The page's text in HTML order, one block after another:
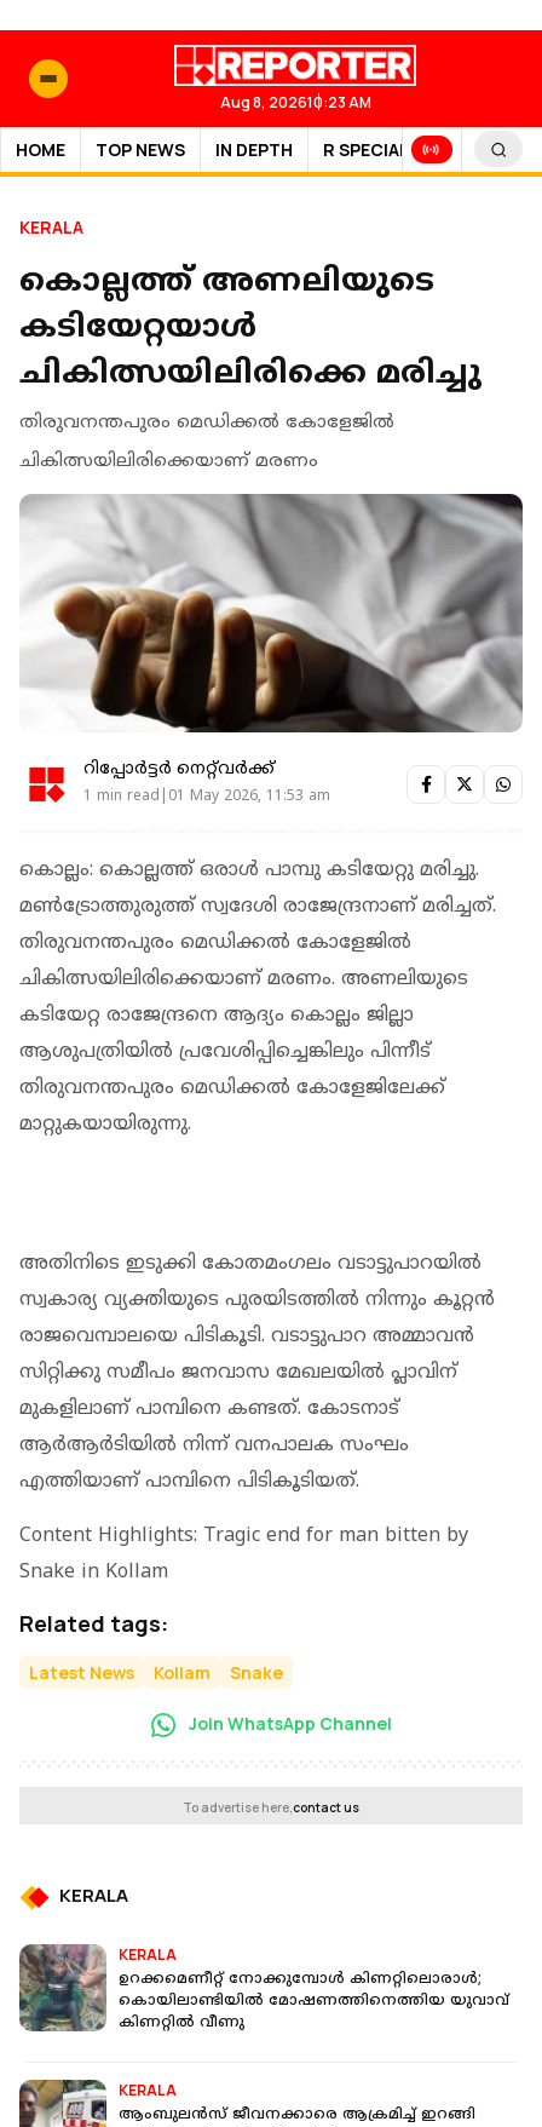
Aug 8, 202610:23 AM
HOME TOP NEWS IN DEPTH R SPECIAL SPORTS
KERALA
കൊല്ലത്ത് അണലിയുടെ
കടിയേറ്റയാൾ
ചികിത്സയിലിരിക്കെ മരിച്ചു
തിരുവനന്തപുരം മെഡിക്കല്‍ കോളേജില്‍
ചികിത്സയിലിരിക്കെയാണ് മരണം
റിപ്പോർട്ടർ നെറ്റ്‌വര്‍ക്ക്‌
1 min read|01 May 2026, 11:53 am
കൊല്ലം: കൊല്ലത്ത് ഒരാള്‍ പാമ്പു കടിയേറ്റു മരിച്ചു.
മണ്‍ട്രോത്തുരുത്ത് സ്വദേശി രാജേന്ദ്രനാണ് മരിച്ചത്.
തിരുവനന്തപുരം മെഡിക്കല്‍ കോളേജില്‍
ചികിത്സയിലിരിക്കെയാണ് മരണം. അണലിയുടെ
കടിയേറ്റ രാജേന്ദ്രനെ ആദ്യം കൊല്ലം ജില്ലാ
ആശുപത്രിയില്‍ പ്രവേശിപ്പിച്ചെങ്കിലും പിന്നീട്
തിരുവനന്തപുരം മെഡിക്കല്‍ കോളേജിലേക്ക്
മാറ്റുകയായിരുന്നു.
അതിനിടെ ഇടുക്കി കോതമംഗലം വടാട്ടുപാറയില്‍
സ്വകാര്യ വ്യക്തിയുടെ പുരയിടത്തില്‍ നിന്നും കൂറ്റന്‍
രാജവെമ്പാലയെ പിടികൂടി. വടാട്ടുപാറ അമ്മാവന്‍
സിറ്റിക്കു സമീപം ജനവാസ മേഖലയില്‍ പ്ലാവിന്
മുകളിലാണ് പാമ്പിനെ കണ്ടത്. കോടനാട്
ആര്‍ആര്‍ടിയില്‍ നിന്ന് വനപാലക സംഘം
എത്തിയാണ് പാമ്പിനെ പിടികൂടിയത്.
Content Highlights: Tragic end for man bitten by
Snake in Kollam
Related tags:
Latest News Kollam Snake
Join WhatsApp Channel
To advertise here,contact us
KERALA
KERALA
ഉറക്കമെണീറ്റ് നോക്കുമ്പോള്‍ കിണറ്റിലൊരാള്‍;
കൊയിലാണ്ടിയിൽ മോഷണത്തിനെത്തിയ യുവാവ്
കിണറ്റിൽ വീണു
KERALA
ആംബുലന്‍സ് ജീവനക്കാരെ ആക്രമിച്ച് ഇറങ്ങി